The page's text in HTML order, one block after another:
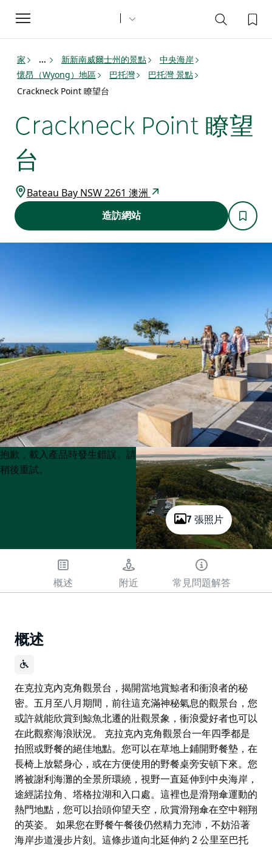
Toggle
navigation
家 ... 新新南威爾士州的景點
中央海岸
懷昂（Wyong）地區
巴托灣
巴托灣 景點
Crackneck Point 瞭望台
Crackneck Point 瞭望
台
Bateau Bay NSW 2261 澳洲
造訪網站
7 張照片
Product
List
Product
List
抱歉，載入產品時發生錯誤。請
稍後重試。
概述 附近 常見問題解答
概述
在克拉克內克角觀景台，揭開當地賞鯨者和衝浪者的秘
密。五月至八月期間，前往這充滿神秘氣息的觀景台，您
或許就能欣賞到鯨魚北遷的壯觀景象，衝浪愛好者也可以
在此觀察海浪狀況。 克拉克內克角觀景台一年四季都是
拍照或野餐的絕佳地點。您可以在草地上鋪開野餐墊，在
長椅上放鬆身心，或在方便使用的野餐桌旁安頓下來。您
將被謝利海灘的全景所環繞，視野一直延伸到中央海岸，
途經諾拉角、塔格拉湖和入口處。這裡也是滑翔傘運動的
熱門地點，您可以抬頭仰望天空，欣賞滑翔傘在空中翱翔
的英姿。 如果您在野餐午餐後仍然精力充沛，不妨沿著
海岸步道漫步片刻。這條步道向北延伸約 2 公里至巴托